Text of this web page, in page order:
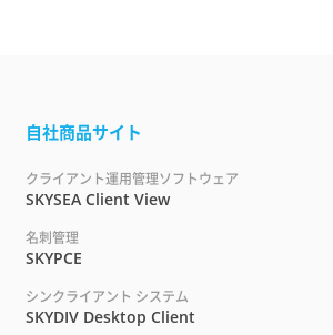
自社商品サイト
クライアント運用管理ソフトウェア
SKYSEA Client View
名刺管理
SKYPCE
シンクライアント システム
SKYDIV Desktop Client